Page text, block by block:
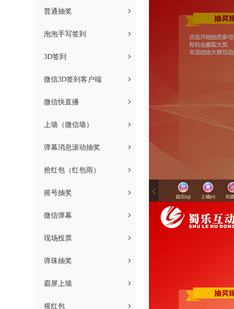
普通抽奖
泡泡手写签到
3D签到
微信3D签到客户端
微信快直播
上墙（微信墙）
弹幕消息滚动抽奖
抢红包（红包雨）
摇号抽奖
微信弹幕
现场投票
弹珠抽奖
霸屏上墙
摇红包